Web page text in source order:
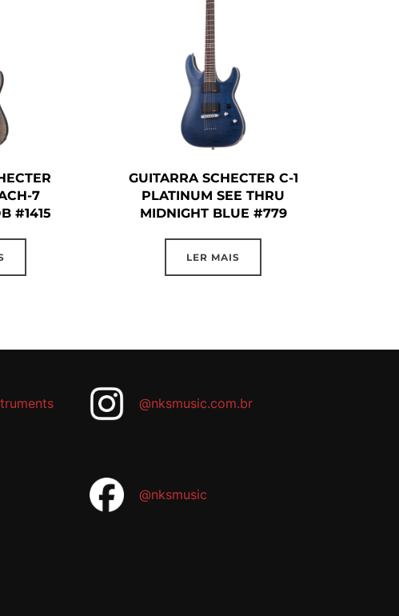
7
#1415
GUITARRA SCHECTER C-1
PLATINUM SEE THRU
MIDNIGHT BLUE #779
LER MAIS
@nksmusic.com.br
@nksmusic